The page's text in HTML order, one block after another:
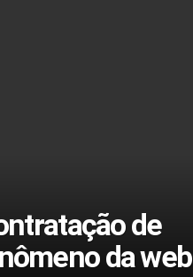
de
da web